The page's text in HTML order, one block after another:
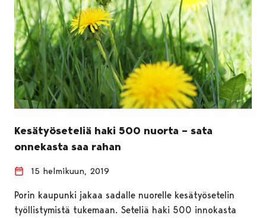
Kesätyöseteliä haki 500 nuorta – sata
onnekasta saa rahan
15 helmikuun, 2019
Porin kaupunki jakaa sadalle nuorelle kesätyösetelin
työllistymistä tukemaan. Seteliä haki 500 innokasta